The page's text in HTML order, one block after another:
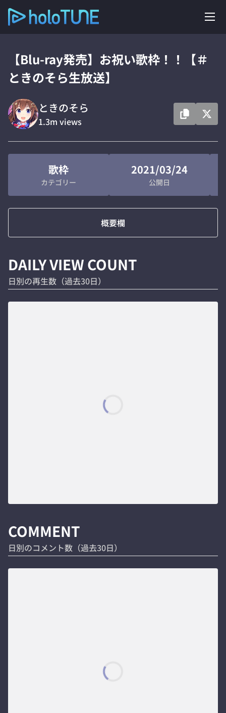
【Blu-ray発売】お祝い歌枠！！【＃
ときのそら生放送】
ときのそら
1.3m views
歌枠
カテゴリー
2021/03/24
公開日
概要欄
DAILY VIEW COUNT
日別の再生数（過去30日）
COMMENT
日別のコメント数（過去30日）